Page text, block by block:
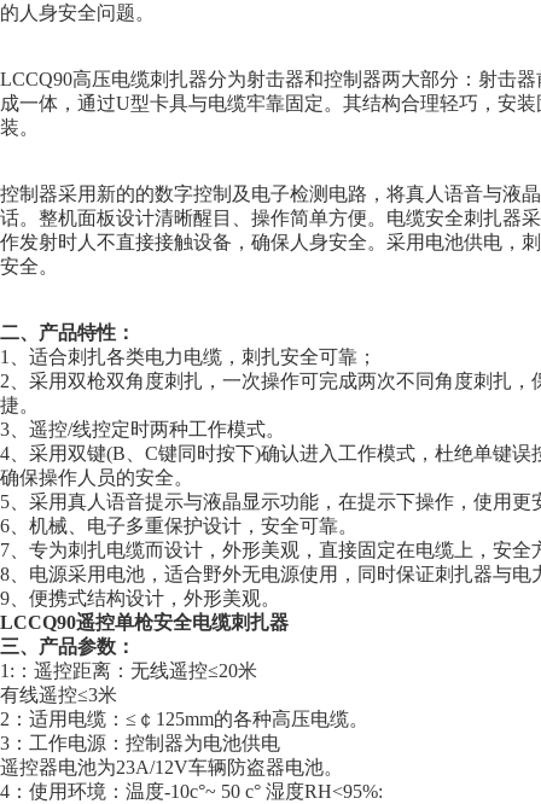
的人身安全问题。
LCCQ90高压电缆刺扎器分为射击器和控制器两大部分：射击
成一体，通过U型卡具与电缆牢靠固定。其结构合理轻巧，安
装。
控制器采用新的的数字控制及电子检测电路，将真人语音与液
话。整机面板设计清晰醒目、操作简单方便。电缆安全刺扎器
作发射时人不直接接触设备，确保人身安全。采用电池供电，
安全。
二、产品特性：
1、适合刺扎各类电力电缆，刺扎安全可靠；
2、采用双枪双角度刺扎，一次操作可完成两次不同角度刺扎
捷。
3、遥控/线控定时两种工作模式。
4、采用双键(B、C键同时按下)确认进入工作模式，杜绝单键
确保操作人员的安全。
5、采用真人语音提示与液晶显示功能，在提示下操作，使用更
6、机械、电子多重保护设计，安全可靠。
7、专为刺扎电缆而设计，外形美观，直接固定在电缆上，安全
8、电源采用电池，适合野外无电源使用，同时保证刺扎器与
9、便携式结构设计，外形美观。
LCCQ90遥控单枪安全电缆刺扎器
三、产品参数：
1:：遥控距离：无线遥控≤20米
有线遥控≤3米
2：适用电缆：≤￠125mm的各种高压电缆。
3：工作电源：控制器为电池供电
遥控器电池为23A/12V车辆防盗器电池。
4：使用环境：温度-10c°~ 50 c° 湿度RH<95%: